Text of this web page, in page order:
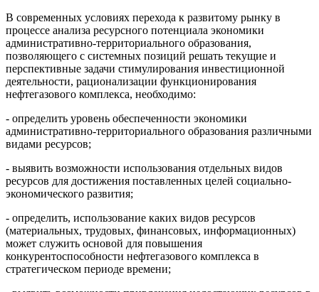
В современных условиях перехода к развитому рынку в
процессе анализа ресурсного потенциала экономики
административно-территориального образования,
позволяющего с системных позиций решать текущие и
перспективные задачи стимулирования инвестиционной
деятельности, рационализации функционирования
нефтегазового комплекса, необходимо:
- определить уровень обеспеченности экономики
административно-территориального образования различными
видами ресурсов;
- выявить возможности использования отдельных видов
ресурсов для достижения поставленных целей социально-
экономического развития;
- определить, использование каких видов ресурсов
(материальных, трудовых, финансовых, информационных)
может служить основой для повышения
конкурентоспособности нефтегазового комплекса в
стратегическом периоде времени;